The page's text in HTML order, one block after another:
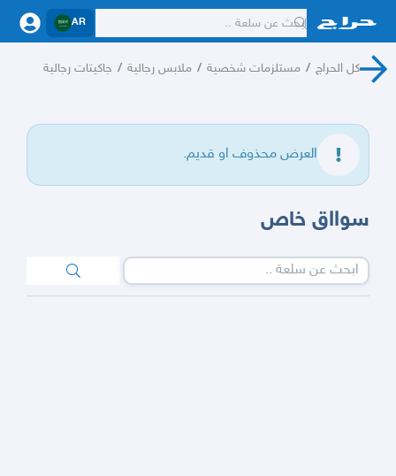
AR
كل الحراج / مستلزمات شخصية / ملابس رجالية / جاكيتات رجالية
العرض محذوف او قديم.
سوااق خاص